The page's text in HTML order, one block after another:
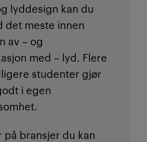
lyddesign kan du
det meste innen
av – og
med – lyd. Flere
studenter gjør
i egen
på bransjer du kan